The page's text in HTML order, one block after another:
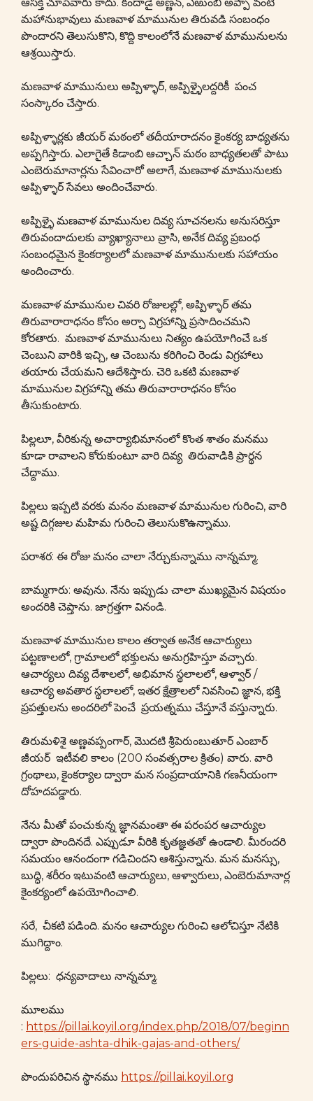
మహానుభావులు మణవాళ మామునుల తిరువడి సంబంధం
పొందారని తెలుసుకొని, కొద్ది కాలంలోనే మణవాళ మామునులను
ఆశ్రయిస్తారు.
మణవాళ మామునులు అప్పిళ్ళార్, అప్పిళ్ళైలద్దరికీ పంచ
సంస్కారం చేస్తారు.
అప్పిళ్ళార్లకు జీయర్ మఠంలో తదీయారాదనం కైంకర్య బాధ్యతను
అప్పగిస్తారు. ఎలాగైతే కిడాంబి ఆచ్చాన్ మఠం బాధ్యతలతో పాటు
ఎంబెరుమానార్లను సేవించారో అలాగే, మణవాళ మామునులకు
అప్పిళ్ళార్ సేవలు అందించేవారు.
అప్పిళ్ళై మణవాళ మామునుల దివ్య సూచనలను అనుసరిస్తూ
తిరువందాదులకు వ్యాఖ్యానాలు వ్రాసి, అనేక దివ్య ప్రబంధ
సంబంధమైన కైంకర్యాలలో మణవాళ మామునులకు సహాయం
అందించారు.
మణవాళ మామునుల చివరి రోజులల్లో, అప్పిళ్ళార్ తమ
తిరువారారాధనం కోసం అర్చా విగ్రహాన్ని ప్రసాదించమని
కోరతారు. మణవాళ మామునులు నిత్యం ఉపయోగించే ఒక
చెంబుని వారికి ఇచ్చి, ఆ చెంబును కరిగించి రెండు విగ్రహాలు
తయారు చేయమని ఆదేశిస్తారు. చెరి ఒకటి మణవాళ
మామునుల విగ్రహాన్ని తమ తిరువారారాధనం కోసం
తీసుకుంటారు.
పిల్లలూ, వీరికున్న అచార్యాభిమానంలో కొంత శాతం మనము
కూడా రావాలని కోరుకుంటూ వారి దివ్య తిరువాడికి ప్రార్థన
చేద్దాము.
పిల్లలు ఇప్పటి వరకు మనం మణవాళ మామునుల గురించి, వారి
అష్ట దిగ్గజుల మహిమ గురించి తెలుసుకొఉన్నాము.
పరాశర: ఈ రోజు మనం చాలా నేర్చుకున్నాము నాన్నమ్మా.
బామ్మగారు: అవును. నేను ఇప్పుడు చాలా ముఖ్యమైన విషయం
అందరికి చెప్తాను. జాగ్రత్తగా వినండి.
మణవాళ మామునుల కాలం తర్వాత అనేక ఆచార్యులు
పట్టణాలలో, గ్రామాలలో భక్తులను అనుగ్రహిస్తూ వచ్చారు.
ఆచార్యలు దివ్య దేశాలలో, అభిమాన స్థలాలలో, ఆళ్వార్ /
ఆచార్య అవతార స్థలాలలో, ఇతర క్షేత్రాలలో నివసించి జ్ఞాన, భక్తి
ప్రపత్తులను అందరిలో పెంచే ప్రయత్నము చేస్తూనే వస్తున్నారు.
తిరుమళిశై అణ్ణవప్పంగార్, మొదటి శ్రీపెరుంబుతూర్ ఎంబార్
జీయర్ ఇటీవలి కాలం (200 సంవత్సరాల క్రితం) వారు. వారి
గ్రంథాలు, కైంకర్యాల ద్వారా మన సంప్రదాయానికి గణనీయంగా
దోహదపడ్డారు.
నేను మీతో పంచుకున్న జ్ఞానమంతా ఈ పరంపర ఆచార్యుల
ద్వారా పొందినదే. ఎప్పుడూ వీరికి కృతజ్ఞతతో ఉండాలి. మీరందరి
సమయం ఆనందంగా గడిచిందని ఆశిస్తున్నాను. మన మనస్సు,
బుద్ధి, శరీరం ఇటువంటి ఆచార్యులు, ఆళ్వారులు, ఎంబెరుమానార్ల
కైంకర్యంలో ఉపయోగించాలి.
సరే, చీకటి పడింది. మనం ఆచార్యుల గురించి ఆలోచిస్తూ నేటికి
ముగిద్దాం.
పిల్లలు: ధన్యవాదాలు నాన్నమ్మా.
మూలము
: https://pillai.koyil.org/index.php/2018/07/beginn
ers-guide-ashta-dhik-gajas-and-others/
పొందుపరిచిన స్థానము https://pillai.koyil.org